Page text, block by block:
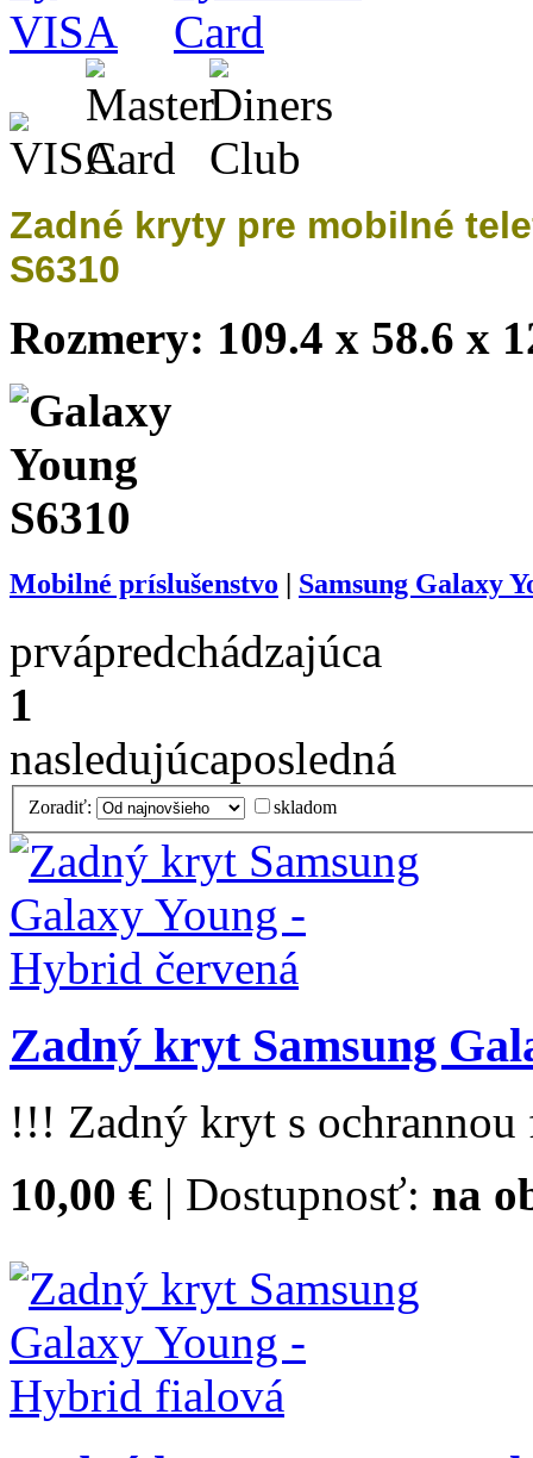
Zadné kryty pre mobilné
S6310
Rozmery: 109.4 x 58.6 x
Mobilné príslušenstvo Samsung Galaxy
prvápredchádzajúca
1
nasledujúcaposledná
Zoradiť: skladom
Zadný kryt Samsung
!!! Zadný kryt s
10,00 € | Dostupnosť: na